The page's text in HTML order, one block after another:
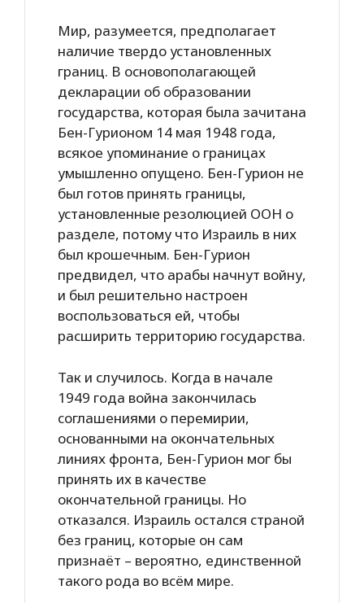
Мир, разумеется, предполагает
наличие твердо установленных
границ. В основополагающей
декларации об образовании
государства, которая была зачитана
Бен-Гурионом 14 мая 1948 года,
всякое упоминание о границах
умышленно опущено. Бен-Гурион не
был готов принять границы,
установленные резолюцией ООН о
разделе, потому что Израиль в них
был крошечным. Бен-Гурион
предвидел, что арабы начнут войну,
и был решительно настроен
воспользоваться ей, чтобы
расширить территорию государства.
Так и случилось. Когда в начале
1949 года война закончилась
соглашениями о перемирии,
основанными на окончательных
линиях фронта, Бен-Гурион мог бы
принять их в качестве
окончательной границы. Но
отказался. Израиль остался страной
без границ, которые он сам
признаёт – вероятно, единственной
такого рода во всём мире.